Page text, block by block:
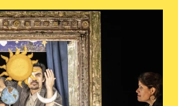
Spectacles
Agenda
Manger et boire
Infos pratiques